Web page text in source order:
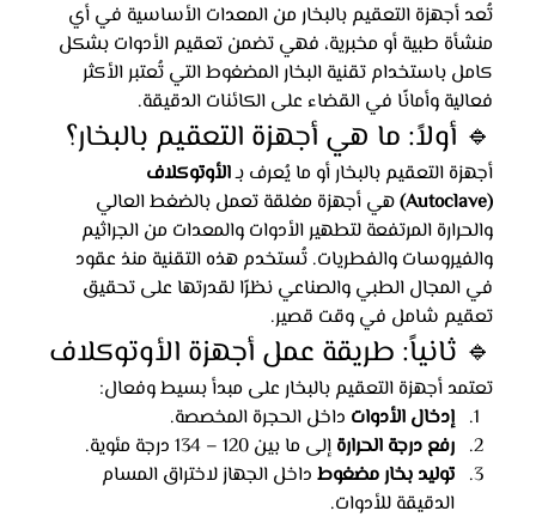
تُعد أجهزة التعقيم بالبخار من المعدات الأساسية في أي
منشأة طبية أو مخبرية، فهي تضمن تعقيم الأدوات بشكل
كامل باستخدام تقنية البخار المضغوط التي تُعتبر الأكثر
فعالية وأمانًا في القضاء على الكائنات الدقيقة.
🔹 أولاً: ما هي أجهزة التعقيم بالبخار؟
أجهزة التعقيم بالبخار أو ما يُعرف بـ الأوتوكلاف
(Autoclave)
هي أجهزة مغلقة تعمل بالضغط العالي
والحرارة المرتفعة لتطهير الأدوات والمعدات من الجراثيم
والفيروسات والفطريات. تُستخدم هذه التقنية منذ عقود
في المجال الطبي والصناعي نظرًا لقدرتها على تحقيق
تعقيم شامل في وقت قصير.
🔹 ثانياً: طريقة عمل أجهزة الأوتوكلاف
تعتمد أجهزة التعقيم بالبخار على مبدأ بسيط وفعال:
إدخال الأدوات داخل الحجرة المخصصة.
رفع درجة الحرارة إلى ما بين 120 – 134 درجة مئوية.
توليد بخار مضغوط داخل الجهاز لاختراق المسام
الدقيقة للأدوات.